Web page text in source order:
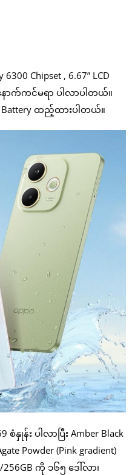
Chipset , 6.67” LCD
နောက်ကင်မရာ ပါလာပါတယ်။
Battery ထည့်ထားပါတယ်။
စံနှုန်း ပါလာပြီး Amber Black
Powder (Pink gradient)
ကို ၁၆၅ ဒေါ်လာ၊